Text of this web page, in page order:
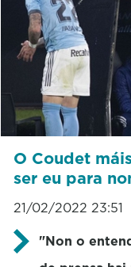
O Coudet
ser eu para
21/02/2022 23:51
"Non o